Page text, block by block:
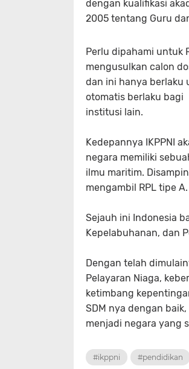
dengan kualifikasi
2005 tentang Guru
Perlu dipahami untuk
mengusulkan calon
dan ini hanya berlaku
otomatis berlaku bagi
institusi lain.
Kedepannya IKPPNI
negara memiliki
ilmu maritim.
mengambil RPL tipe A.
Sejauh ini Indonesia
Kepelabuhanan, dan
Dengan telah
Pelayaran Niaga,
ketimbang
SDM nya dengan
menjadi negara yang
#ikppni #pendidikan